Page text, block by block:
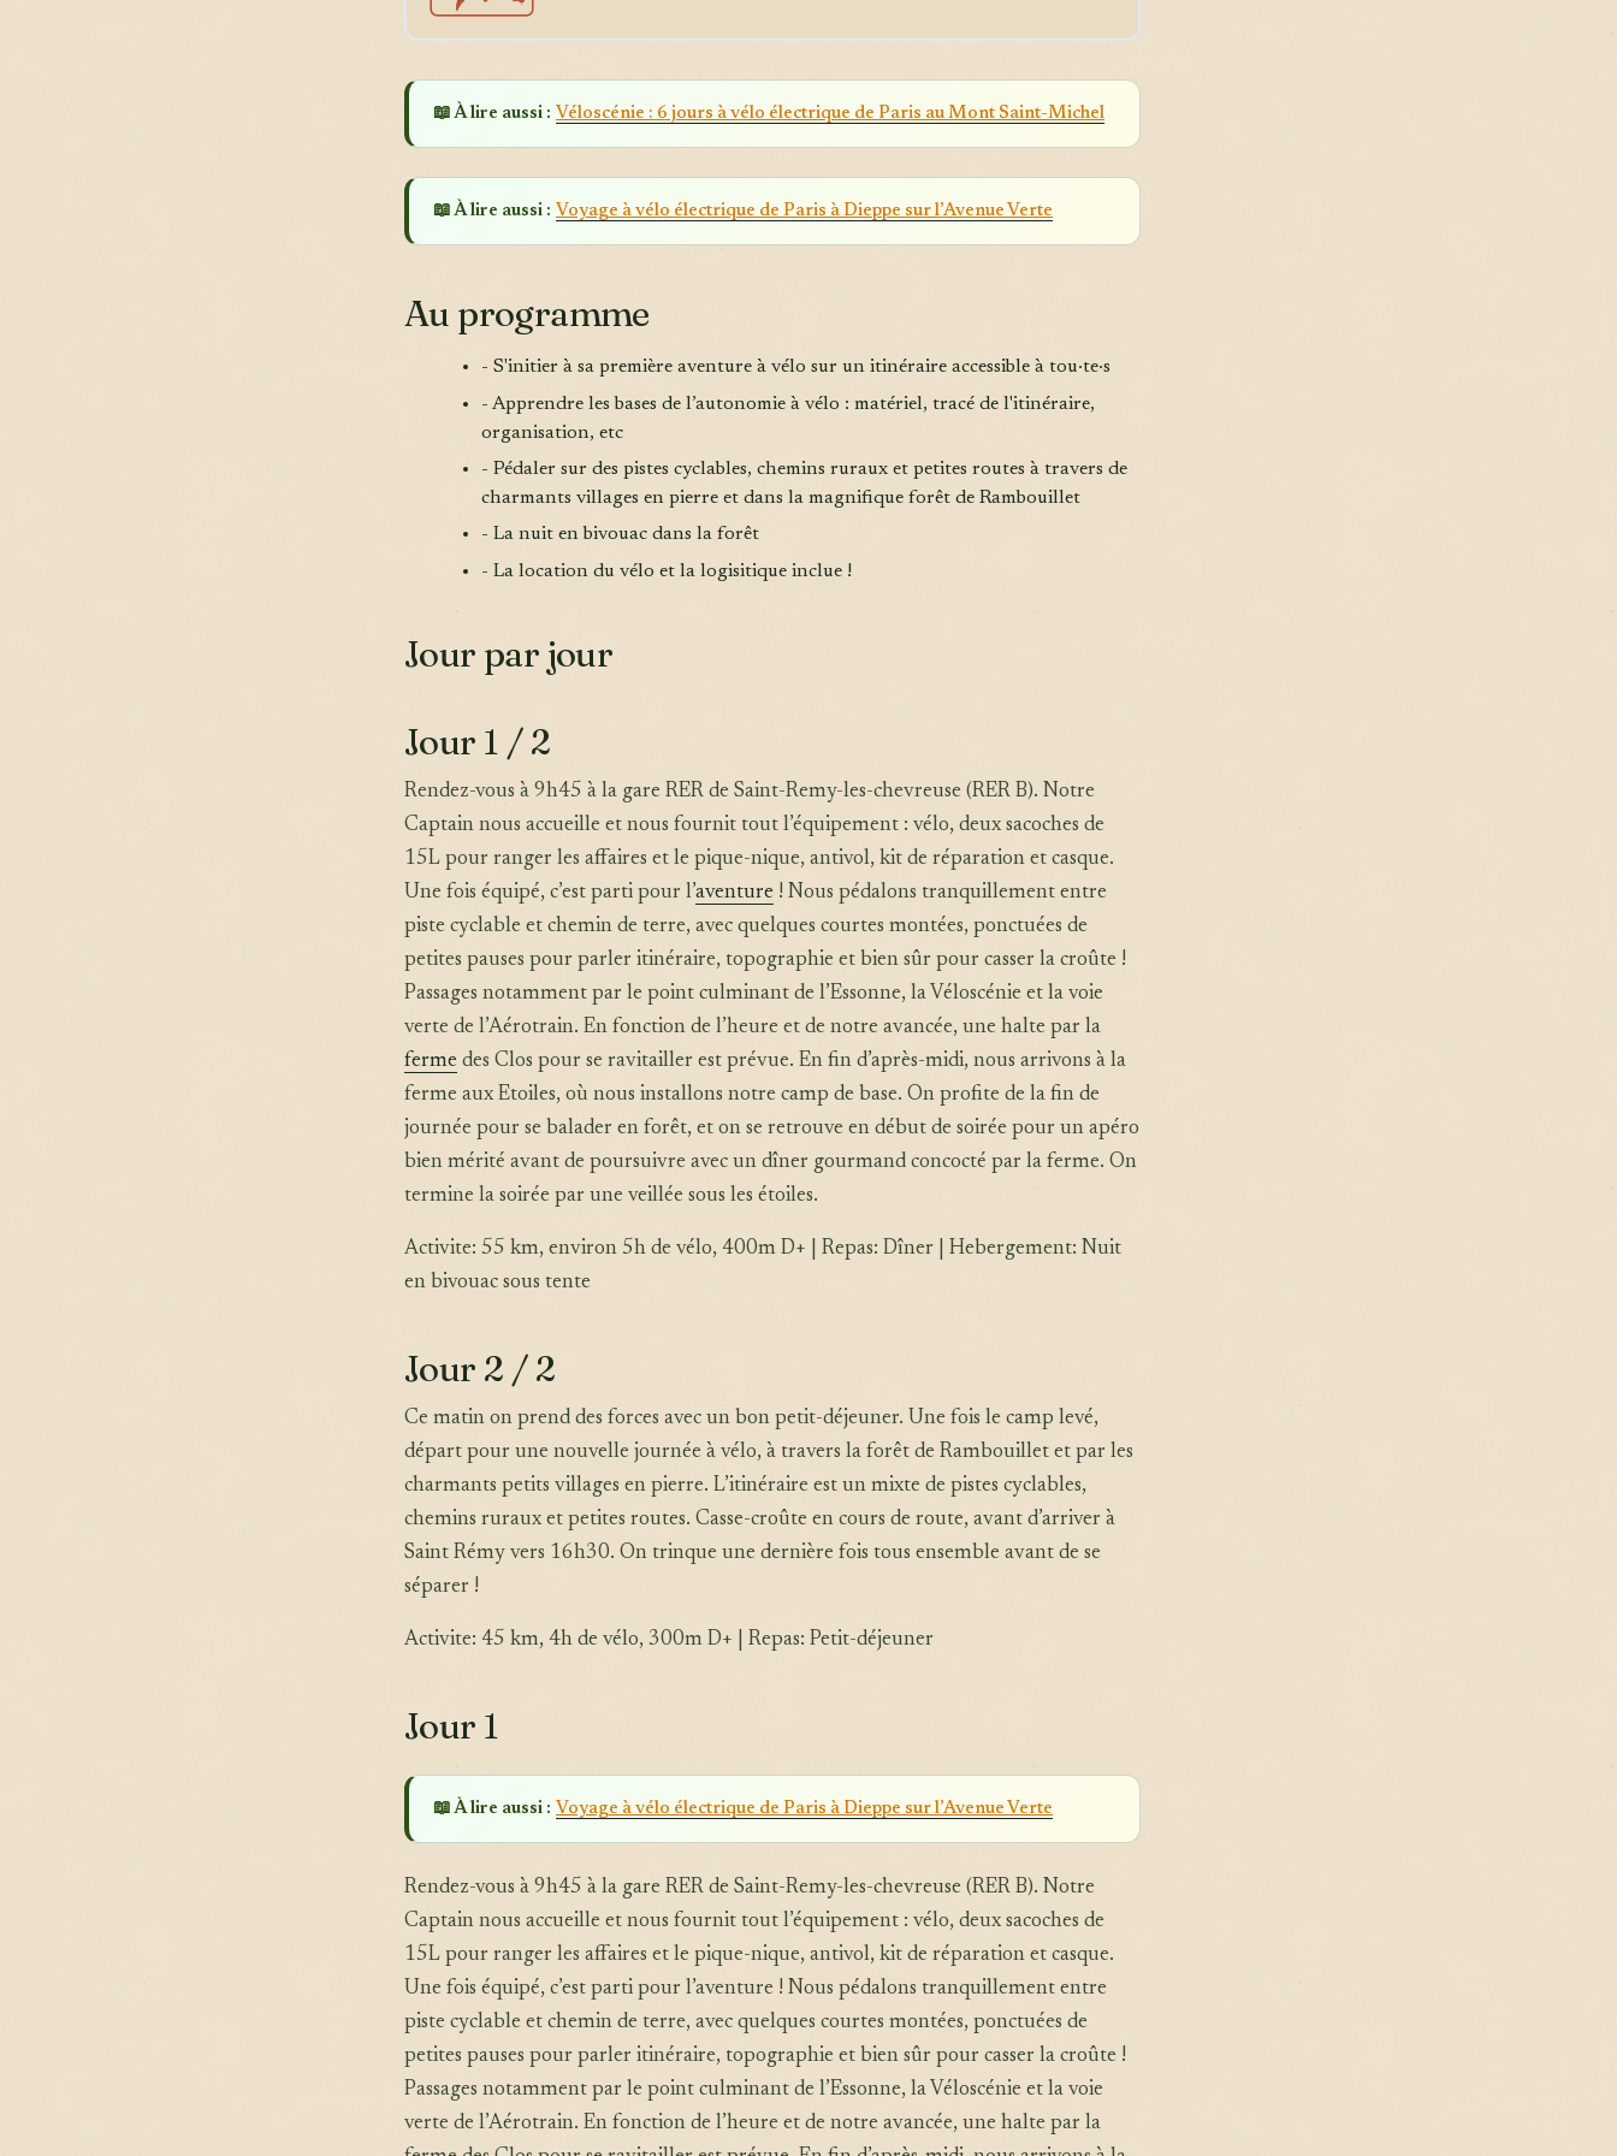
📖 À lire aussi : Véloscénie : 6 jours à vélo électrique de Paris au Mont Saint-Michel
📖 À lire aussi : Voyage à vélo électrique de Paris à Dieppe sur l’Avenue Verte
Au programme
- S'initier à sa première aventure à vélo sur un itinéraire accessible à tou·te·s
- Apprendre les bases de l’autonomie à vélo : matériel, tracé de l'itinéraire,
organisation, etc
- Pédaler sur des pistes cyclables, chemins ruraux et petites routes à travers de
charmants villages en pierre et dans la magnifique forêt de Rambouillet
- La nuit en bivouac dans la forêt
- La location du vélo et la logisitique inclue !
Jour par jour
Jour 1 / 2
Rendez-vous à 9h45 à la gare RER de Saint-Remy-les-chevreuse (RER B). Notre
Captain nous accueille et nous fournit tout l’équipement : vélo, deux sacoches de
15L pour ranger les affaires et le pique-nique, antivol, kit de réparation et casque.
Une fois équipé, c’est parti pour l’aventure ! Nous pédalons tranquillement entre
piste cyclable et chemin de terre, avec quelques courtes montées, ponctuées de
petites pauses pour parler itinéraire, topographie et bien sûr pour casser la croûte !
Passages notamment par le point culminant de l’Essonne, la Véloscénie et la voie
verte de l’Aérotrain. En fonction de l’heure et de notre avancée, une halte par la
ferme des Clos pour se ravitailler est prévue. En fin d’après-midi, nous arrivons à la
ferme aux Etoiles, où nous installons notre camp de base. On profite de la fin de
journée pour se balader en forêt, et on se retrouve en début de soirée pour un apéro
bien mérité avant de poursuivre avec un dîner gourmand concocté par la ferme. On
termine la soirée par une veillée sous les étoiles.
Activite: 55 km, environ 5h de vélo, 400m D+ | Repas: Dîner | Hebergement: Nuit
en bivouac sous tente
Jour 2 / 2
Ce matin on prend des forces avec un bon petit-déjeuner. Une fois le camp levé,
départ pour une nouvelle journée à vélo, à travers la forêt de Rambouillet et par les
charmants petits villages en pierre. L’itinéraire est un mixte de pistes cyclables,
chemins ruraux et petites routes. Casse-croûte en cours de route, avant d’arriver à
Saint Rémy vers 16h30. On trinque une dernière fois tous ensemble avant de se
séparer !
Activite: 45 km, 4h de vélo, 300m D+ | Repas: Petit-déjeuner
Jour 1
📖 À lire aussi : Voyage à vélo électrique de Paris à Dieppe sur l’Avenue Verte
Rendez-vous à 9h45 à la gare RER de Saint-Remy-les-chevreuse (RER B). Notre
Captain nous accueille et nous fournit tout l’équipement : vélo, deux sacoches de
15L pour ranger les affaires et le pique-nique, antivol, kit de réparation et casque.
Une fois équipé, c’est parti pour l’aventure ! Nous pédalons tranquillement entre
piste cyclable et chemin de terre, avec quelques courtes montées, ponctuées de
petites pauses pour parler itinéraire, topographie et bien sûr pour casser la croûte !
Passages notamment par le point culminant de l’Essonne, la Véloscénie et la voie
verte de l’Aérotrain. En fonction de l’heure et de notre avancée, une halte par la